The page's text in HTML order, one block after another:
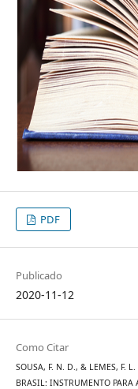
PDF
Publicado
2020-11-12
Como Citar
SOUSA, F. N. D., & LEMES, F.
BRASIL: INSTRUMENTO PARA